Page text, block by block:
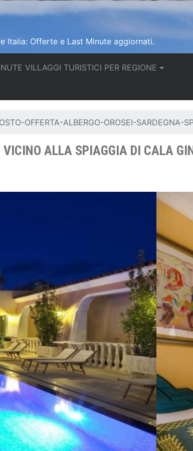
Italia: Offerte e Last Minute aggiornati.
VILLAGGI TURISTICI PER REGIONE
OFFERTA-ALBERGO-OROSEI-SARDEGNA-
ALLA SPIAGGIA DI CALA
Suite Albergo 4 stelle ad Orosei